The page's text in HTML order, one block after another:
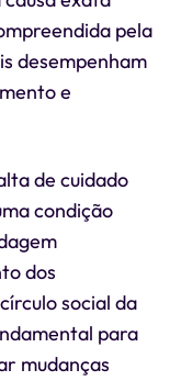
pela
desempenham
e
de cuidado
condição
dos
social da
para
mudanças